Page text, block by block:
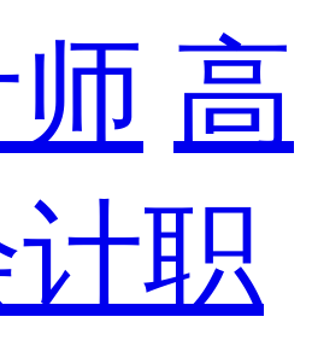
高
职